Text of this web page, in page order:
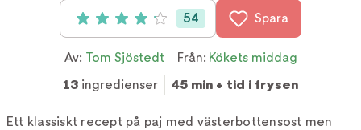
Betyg: 4.1 av 5 (54 röster)
54 Spara
Av: Tom Sjöstedt Från: Kökets middag
13 ingredienser 45 min + tid i frysen
Ett klassiskt recept på paj med västerbottensost men